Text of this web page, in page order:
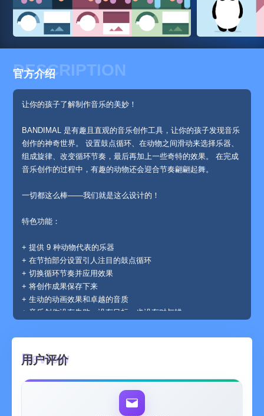
DESCRIPTION
官方介绍
让你的孩子了解制作音乐的美妙！
BANDIMAL 是有趣且直观的音乐创作工具，让你的孩子发现音乐
创作的神奇世界。 设置鼓点循环、在动物之间滑动来选择乐器、
组成旋律、改变循环节奏，最后再加上一些奇特的效果。 在完成
音乐创作的过程中，有趣的动物还会迎合节奏翩翩起舞。
一切都这么棒——我们就是这么设计的！
特色功能：
+ 提供 9 种动物代表的乐器
+ 在节拍部分设置引人注目的鼓点循环
+ 切换循环节奏并应用效果
+ 将创作成果保存下来
+ 生动的动画效果和卓越的音质
+ 音乐创作没有失败、没有目标，也没有对与错
+ 无需网络！
+ 没有广告！
建议使用耳机获得完整体验！
进一步了解 YATATOY：yatatoy.com
用户评价